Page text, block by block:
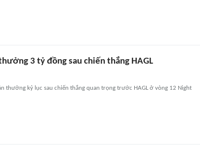
3 tỷ đồng sau chiến thắng HAGL
thưởng kỷ lục sau chiến thắng quan trọng trước HAGL ở vòng 12 Night